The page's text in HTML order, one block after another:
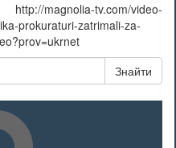
magnolia-tv.com/video-
prokuraturi-zatrimali-za-
Знайти